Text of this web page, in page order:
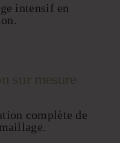
intensif en
sur mesure
complète de